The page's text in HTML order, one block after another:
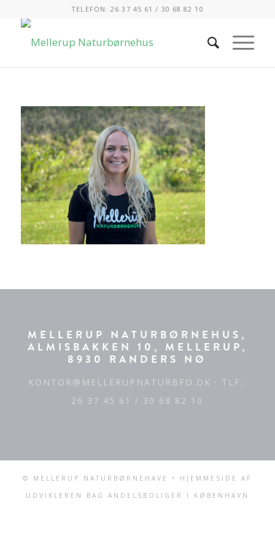
TELEFON: 26 37 45 61 / 30 68 82 10
MELLERUP NATURBØRNEHUS,
ALMISBAKKEN 10, MELLERUP,
8930 RANDERS NØ
KONTOR@MELLERUPNATURBFO.DK · TLF.:
26 37 45 61 / 30 68 82 10
© MELLERUP NATURBØRNEHAVE • HJEMMESIDE AF
UDVIKLEREN BAG ANDELSBOLIGER I KØBENHAVN